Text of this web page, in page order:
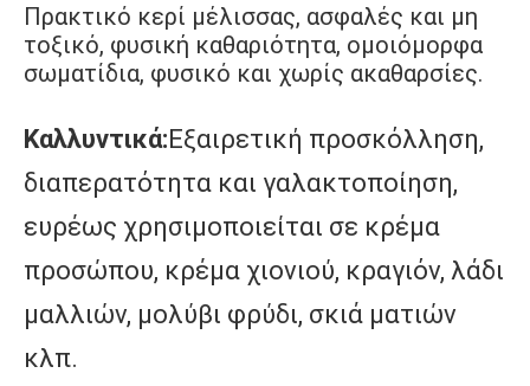
Πρακτικό κερί μέλισσας, ασφαλές και μη
τοξικό, φυσική καθαριότητα, ομοιόμορφα
σωματίδια, φυσικό και χωρίς ακαθαρσίες.
Καλλυντικά:Εξαιρετική προσκόλληση,
διαπερατότητα και γαλακτοποίηση,
ευρέως χρησιμοποιείται σε κρέμα
προσώπου, κρέμα χιονιού, κραγιόν, λάδι
μαλλιών, μολύβι φρύδι, σκιά ματιών
κλπ.